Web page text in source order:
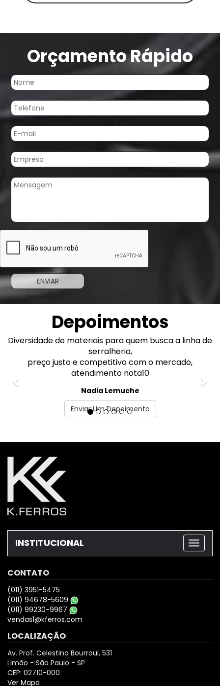
Orçamento Rápido
Depoimentos
Diversidade de materiais para quem busca a linha de
serralheria,
preço justo e competitivo com o mercado,
atendimento nota10
Nadia Lemuche
Previous
Enviar Um Depoimento
INSTITUCIONAL
CONTATO
(011) 3951-5475
(011) 94678-5609
(011) 99230-9967
vendas1@kferros.com
LOCALIZAÇÃO
Av. Prof. Celestino Bourroul, 531
Limão - São Paulo - SP
CEP: 02710-000
Ver Mapa